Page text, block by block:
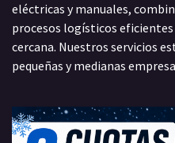
eléctricas y manuales,
procesos logísticos
cercana. Nuestros servicios
pequeñas y medianas